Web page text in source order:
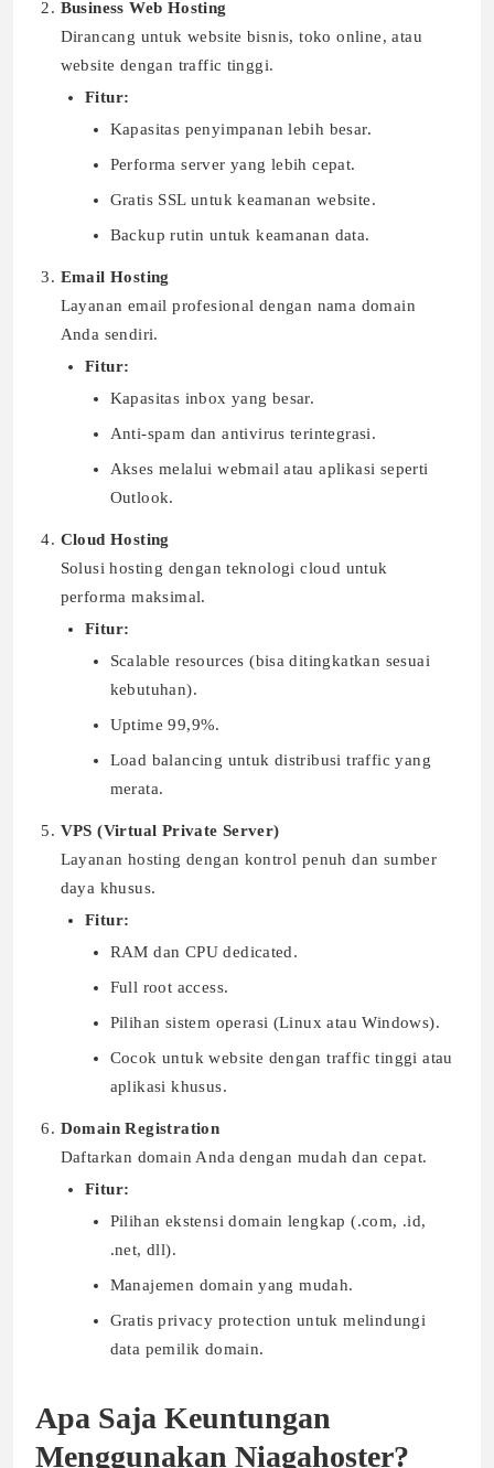
Business Web Hosting
Dirancang untuk website bisnis, toko online, atau
website dengan traffic tinggi.
Fitur:
Kapasitas penyimpanan lebih besar.
Performa server yang lebih cepat.
Gratis SSL untuk keamanan website.
Backup rutin untuk keamanan data.
Email Hosting
Layanan email profesional dengan nama domain
Anda sendiri.
Fitur:
Kapasitas inbox yang besar.
Anti-spam dan antivirus terintegrasi.
Akses melalui webmail atau aplikasi seperti
Outlook.
Cloud Hosting
Solusi hosting dengan teknologi cloud untuk
performa maksimal.
Fitur:
Scalable resources (bisa ditingkatkan sesuai
kebutuhan).
Uptime 99,9%.
Load balancing untuk distribusi traffic yang
merata.
VPS (Virtual Private Server)
Layanan hosting dengan kontrol penuh dan sumber
daya khusus.
Fitur:
RAM dan CPU dedicated.
Full root access.
Pilihan sistem operasi (Linux atau Windows).
Cocok untuk website dengan traffic tinggi atau
aplikasi khusus.
Domain Registration
Daftarkan domain Anda dengan mudah dan cepat.
Fitur:
Pilihan ekstensi domain lengkap (.com, .id,
.net, dll).
Manajemen domain yang mudah.
Gratis privacy protection untuk melindungi
data pemilik domain.
Apa Saja Keuntungan
Menggunakan Niagahoster?